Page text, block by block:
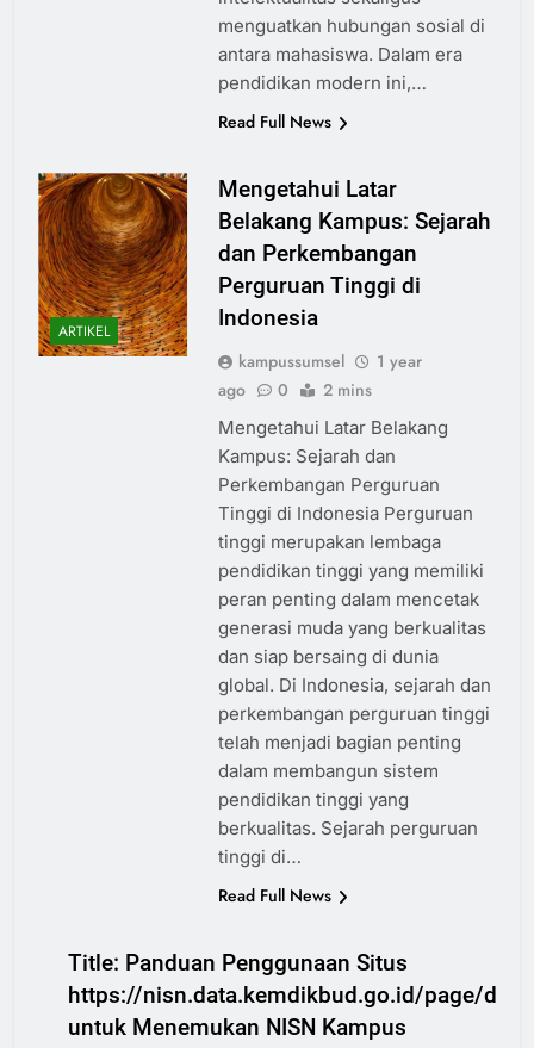
menguatkan hubungan sosial di
antara mahasiswa. Dalam era
pendidikan modern ini,…
Read Full News
ARTIKEL
Mengetahui Latar
Belakang Kampus: Sejarah
dan Perkembangan
Perguruan Tinggi di
Indonesia
kampussumsel
1 year
ago
0 2 mins
Mengetahui Latar Belakang
Kampus: Sejarah dan
Perkembangan Perguruan
Tinggi di Indonesia Perguruan
tinggi merupakan lembaga
pendidikan tinggi yang memiliki
peran penting dalam mencetak
generasi muda yang berkualitas
dan siap bersaing di dunia
global. Di Indonesia, sejarah dan
perkembangan perguruan tinggi
telah menjadi bagian penting
dalam membangun sistem
pendidikan tinggi yang
berkualitas. Sejarah perguruan
tinggi di…
Read Full News
Title: Panduan Penggunaan Situs
https://nisn.data.kemdikbud.go.id/page/data
untuk Menemukan NISN Kampus